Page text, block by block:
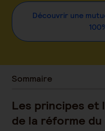
Découvrir une
Sommaire
Les principes
de la réforme du